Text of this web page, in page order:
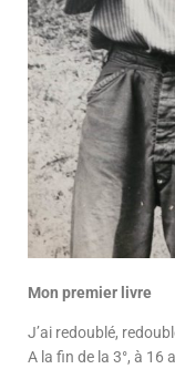
Mon premier livre
J’ai redoublé,
A la fin de la 3°, à 16